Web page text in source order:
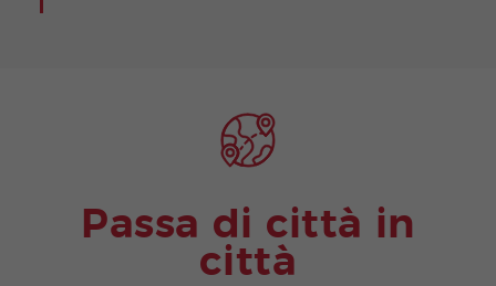
Passa di città in
città